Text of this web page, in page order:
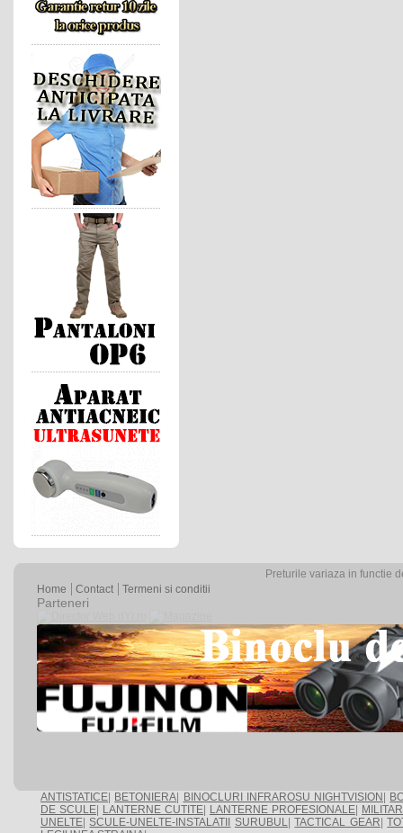
Preturile variaza in functie
Home
Contact Termeni si conditii
Parteneri
ANTISTATICE BETONIERA BINOCLURI INFRAROSU NIGHTVISION
DE SCULE
LANTERNE CUTITE LANTERNE PROFESIONALE
UNELTE SCULE-UNELTE-INSTALATII SURUBUL|TACTICAL GEAR |